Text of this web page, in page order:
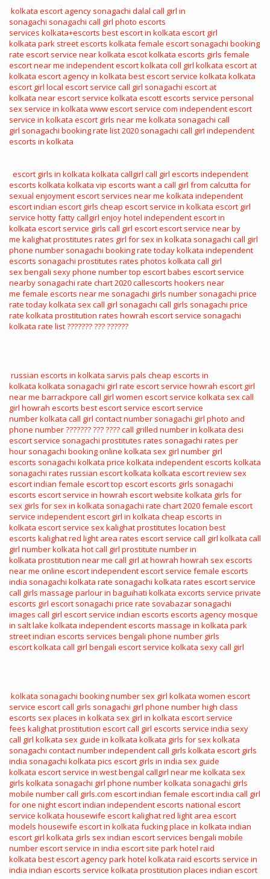
kolkata escort agency sonagachi dalal call girl in
sonagachi sonagachi call girl photo escorts
services kolkata+escorts best escort in kolkata escort girl
kolkata park street escorts kolkata female escort sonagachi booking
rate escort service nearkolkata escotkolkata escorts girls female
escort near me independent escort kolkata coll girl kolkata escort at
kolkata escort agency in kolkata best escort service kolkata kolkata
escort girl local escort service call girl sonagachi escort at
kolkata near escort service kolkata escottescorts service personal
sex service in kolkata www escort service com independent escort
service in kolkata escort girls near me kolkata sonagachi call
girl sonagachi booking rate list 2020 sonagachi call girl independent
escorts in kolkata
escort girls in kolkata kolkata callgirl call girl escorts independent
escorts kolkata kolkata vip escorts want a call girl from calcutta for
sexual enjoymentescort services near me kolkata independent
escortindian escort girls cheap escort service in kolkata escort girl
service hotty fatty callgirl enjoy hotel independent escort in
kolkata escort service girls call girl escortescort service near by
me kalighat prostitutes rates girl for sex in kolkata sonagachi call girl
phone number sonagachi booking rate todaykolkata independent
escorts sonagachi prostitutes rates photos kolkata call girl
sexbengali sexy phone numbertop escort babes escort service
nearby sonagachi rate chart 2020callescorts hookers near
me female escorts near me sonagachi girls number sonagachi price
rate todaykolkata sex call girl sonagachi call girls sonagachi price
rate kolkata prostitution rates howrah escort service sonagachi
kolkata rate list??????? ??? ??????
russian escorts in kolkata sarvis pals cheap escorts in
kolkata kolkata sonagachi girl rate escort service howrah escort girl
near me barrackpore call girl women escort service kolkata sex call
girl howrah escorts best escort service escort service
numberkolkata call girl contact number sonagachi girl photo and
phone number??????? ??? ????call grilled number in kolkata desi
escort service sonagachi prostitutes rates sonagachi rates per
hour sonagachi booking online kolkata sex girl number girl
escorts sonagachi kolkata price kolkata independent escorts kolkata
sonagachi rates russian escort kolkata kolkata escort review sex
escortindian female escorttop escortescorts girls sonagachi
escorts escort service in howrah escort website kolkata girls for
sex girls for sex in kolkata sonagachi rate chart 2020female escort
service independent escort girl in kolkata cheap escorts in
kolkata escort service sexkalighat prostitutes location best
escorts kalighat red light area rates escort service call girl kolkata call
girl numberkolkata hot call girl prostitute number in
kolkata prostitution near me call girl at howrah howrah sexescorts
near me online escortindependent escort service female escorts
india sonagachi kolkata rate sonagachi kolkata rates escort service
call girls massage parlour in baguihati kolkata excorts service private
escorts girl escort sonagachi price rate sovabazar sonagachi
images call girl escort service indian escorts escorts agencymosque
in salt lake kolkata independent escorts massage in kolkata park
streetindian escorts services bengali phone number girls
escortkolkata call girl bengali escort service kolkata sexy call girl
kolkata sonagachi booking number sex girl kolkata women escort
service escort call girls sonagachi girl phone numberhigh class
escorts sex places in kolkata sex girl in kolkata escort service
fees kalighat prostitution escort call girl escorts service india sexy
call girl kolkata sex guide in kolkata kolkata girls for sexkolkata
sonagachi contact numberindependent call girls kolkata escort girls
india sonagachi kolkata pics escort girls in india sex guide
kolkata escort service in west bengal callgirl near me kolkata sex
girls kolkata sonagachi girl phone numberkolkata sonagachi girls
mobile numbercall girls.com escort indian female escort india call girl
for one nightescort indian independent escorts national escort
service kolkata housewife escortkalighat red light area escort
models housewife escort in kolkata fucking place in kolkata indian
escort girl kolkata girls sexindian escort services bengali mobile
numberescort service in india escort site park hotel raid
kolkata best escort agencypark hotel kolkata raid escorts service in
india indian escorts service kolkata prostitution places indian escort